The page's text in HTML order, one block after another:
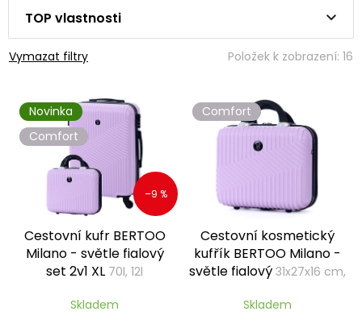
TOP vlastnosti
Vymazat filtry Položek k zobrazení: 16
Novinka
Comfort
–9 %
Cestovní kufr BERTOO
Milano - světle fialový
set 2v1 XL 70l, 12l
Skladem
Comfort
Cestovní kosmetický
kufřík BERTOO Milano -
světle fialový 31x27x16 cm,
Skladem